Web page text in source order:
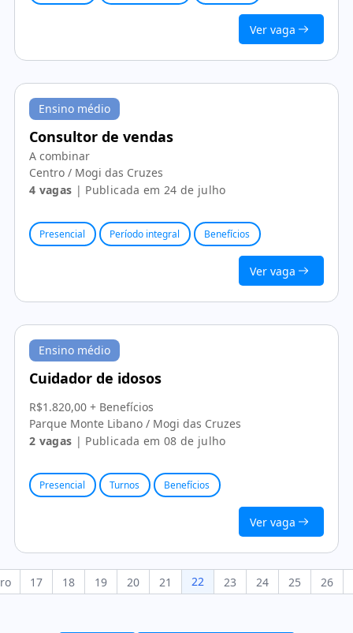
Ver vaga
Ensino médio
Consultor de vendas
A combinar
Centro / Mogi das Cruzes
4 vagas | Publicada em 24 de julho
Presencial Período integral Benefícios
Ver vaga
Ensino médio
Cuidador de idosos
R$1.820,00 + Benefícios
Parque Monte Libano / Mogi das Cruzes
2 vagas | Publicada em 08 de julho
Presencial Turnos Benefícios
Ver vaga
17 18 19 20 21 22 23 24 25 26